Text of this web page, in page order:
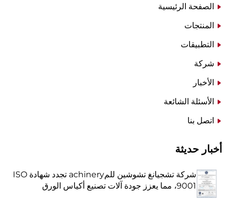
الصفحة الرئيسية
المنتجات
التطبيقات
شركة
الأخبار
الأسئلة الشائعة
اتصل بنا
أخبار حديثة
شركة تشجيانغ تشوشين للمachinery تجدد شهادة ISO
9001، مما يعزز جودة آلات تصنيع أكياس الورق